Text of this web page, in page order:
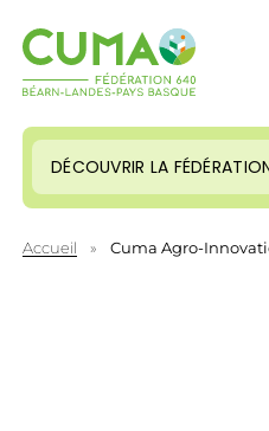
DÉCOUVRIR LA
Accueil » Cuma Agro-